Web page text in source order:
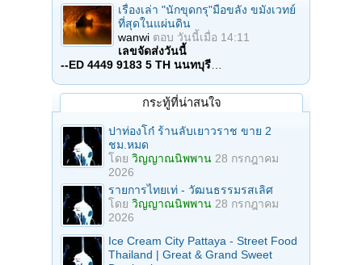
เรื่องเล่า "นักขุดกรุ"มือขลัง ขมังเวทย์
ที่สุดในแผ่นดิน
wanwi ตอบ วันนี้เมื่อ 14:11
เลขจัดส่งวันนี้
--ED 4449 9183 5 TH นนทบุรี
กระทู้ที่น่าสนใจ
ปาท่องโก๋ ร้านลับเยาวราช ขาย 2
ชม.หมด
โดย วิญญาณนิพพาน 28 กรกฎาคม
2026
รายการไทยเท่ - วัฒนธรรมรสเลิศ
โดย วิญญาณนิพพาน 28 กรกฎาคม
2026
Ice Cream City Pattaya - Street Food
Thailand | Great & Grand Sweet